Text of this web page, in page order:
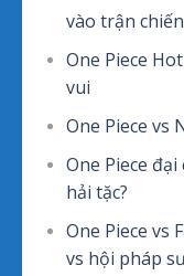
vào trận chiến
One Piece
vui
One Piece vs
One Piece
hải tặc?
One Piece vs
vs hội pháp